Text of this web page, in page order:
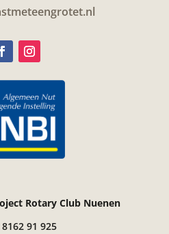
Rotary Club Nuenen
8162 91 925